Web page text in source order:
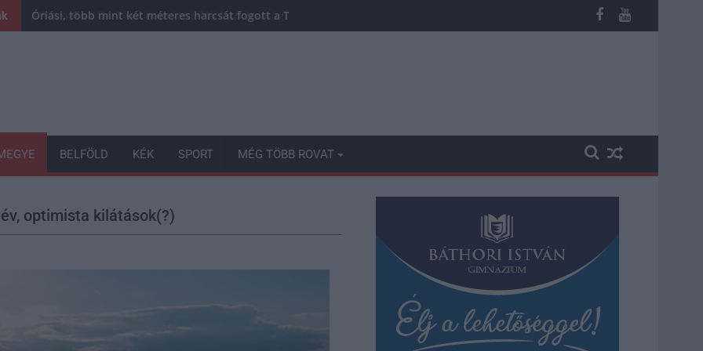
Óriási, több mint két méteres harcsát fogott a Tiszán a 13 éves fiú (VIDEÓVAL)
BELFÖLD KÉK SPORT MÉG TÖBB ROVAT
optimista kilátások(?)